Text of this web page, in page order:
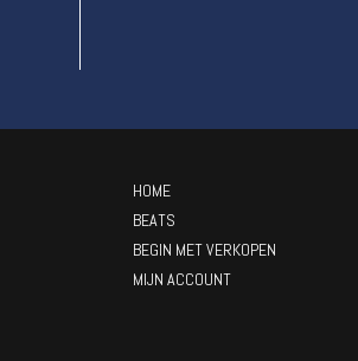
HOME
BEATS
BEGIN MET VERKOPEN
MIJN ACCOUNT